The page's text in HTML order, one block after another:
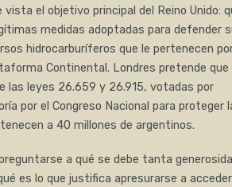
vista el objetivo principal del Reino Unido:
medidas adoptadas para defender
hidrocarburíferos que le pertenecen
Continental. Londres pretende que
las leyes 26.659 y 26.915, votadas por
por el Congreso Nacional para proteger
a 40 millones de argentinos.
a qué se debe tanta
es lo que justifica apresurarse a